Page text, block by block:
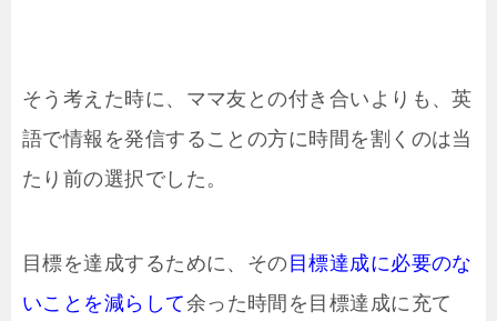
そう考えた時に、ママ友との付き合いよりも、英
語で情報を発信することの方に時間を割くのは当
たり前の選択でした。
目標を達成するために、その 目標達成に必要のな
いことを減らして余った時間を目標達成に充て